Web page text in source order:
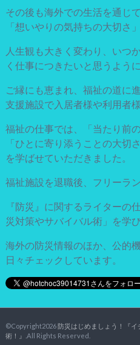
その後も海外での生活を通じ
「想いやりの気持ちの大切さ
人生観も大きく変わり、いつ
く仕事につきたいと思うように
ご縁にも恵まれ、福祉の道に
支援施設で入居者様や利用者
福祉の仕事では、「当たり前
「ひとに寄り添うことの大切
を学ばせていただきました。
福祉施設を退職後、フリーラ
『防災』に関するライターの
災対策やサバイバル術」を学
海外の防災情報のほか、公的
日々チェックしています。
©Copyright2026 防災はじめましょう！『イ
術！』
.All Rights Reserved.